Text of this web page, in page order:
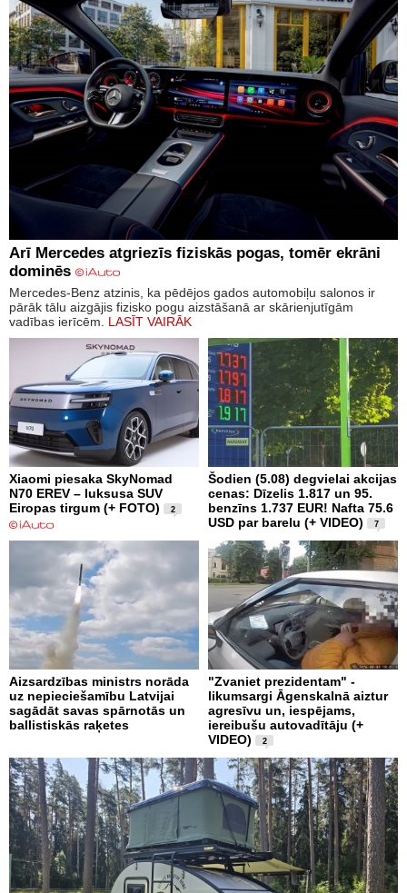
Arī Mercedes atgriezīs fiziskās pogas, tomēr ekrāni
dominēs
Mercedes-Benz atzinis, ka pēdējos gados automobiļu salonos ir
pārāk tālu aizgājis fizisko pogu aizstāšanā ar skārienjutīgām
vadības ierīcēm. LASĪT VAIRĀK
Xiaomi piesaka SkyNomad
N70 EREV – luksusa SUV
Eiropas tirgum (+ FOTO)
2
Šodien (5.08) degvielai akcijas
cenas: Dīzelis 1.817 un 95.
benzīns 1.737 EUR! Nafta 75.6
USD par barelu (+ VIDEO)
7
Aizsardzības ministrs norāda
uz nepieciešamību Latvijai
sagādāt savas spārnotās un
ballistiskās raķetes
"Zvaniet prezidentam" -
likumsargi Āgenskalnā aiztur
agresīvu un, iespējams,
iereibušu autovadītāju (+
VIDEO)
2